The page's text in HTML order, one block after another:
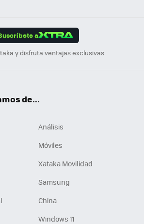
a
y disfruta ventajas exclusivas
de...
Análisis
Móviles
Xataka Movilidad
Samsung
China
Windows 11